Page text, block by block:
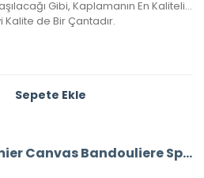
Altın Banyo Adından da Anlaşılacağı Gibi, Kaplamanın En Kaliteli Olanıdır. Ömürlüktür, Yıllarca Kararmaz, Sararmaz.
Kalite de Bir Çantadır.
Sepete Ekle
A+ Louis Vuitton Damier Canvas Bandouliere Speedy 30’Luk Vejital Deri